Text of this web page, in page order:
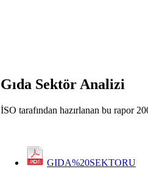
Gıda Sektör Analizi
İSO tarafından hazırlanan bu rapor
GIDA%20SEKTORU